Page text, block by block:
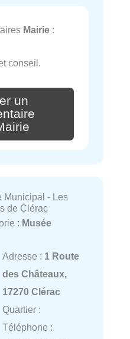
Mairie :
conseil.
un
Municipal - Les
de Clérac
: Musée
Adresse : 1 Route
des Châteaux,
17270 Clérac
Quartier :
Téléphone :